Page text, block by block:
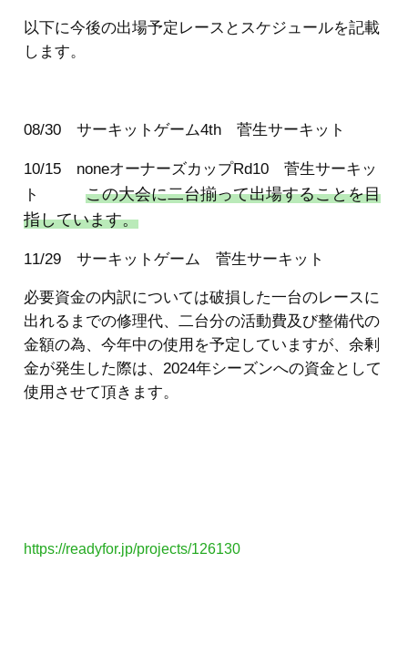
以下に今後の出場予定レースとスケジュールを記載
します。
08/30 サーキットゲーム4th 菅生サーキット
10/15 noneオーナーズカップRd10 菅生サーキッ
ト この大会に二台揃って出場することを目
指しています。
11/29 サーキットゲーム 菅生サーキット
必要資金の内訳については破損した一台のレースに
出れるまでの修理代、二台分の活動費及び整備代の
金額の為、今年中の使用を予定していますが、余剰
金が発生した際は、2024年シーズンへの資金として
使用させて頂きます。
https://readyfor.jp/projects/126130